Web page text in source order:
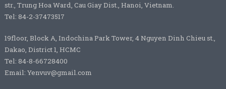
str., Trung Hoa Ward, Cau Giay Dist., Hanoi, Vietnam.
Tel: 84-2-37473517
19floor, Block A, Indochina Park Tower, 4 Nguyen Dinh Chieu st.,
Dakao, District 1, HCMC
Tel: 84-8-66728400
Email: Yenvuv@gmail.com